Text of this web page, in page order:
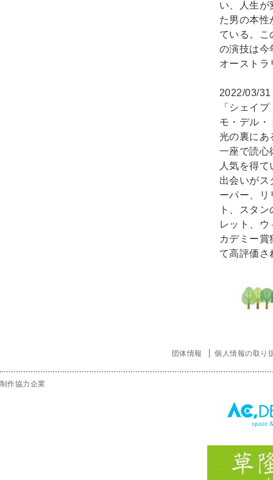
い、人生が
た男の本性
ている。こ
の演技は今
オーストラ
2022/03/31
「シェイ
モ・デル・
光の裏にあ
一座で読心
人気を得
出会いがス
ーパー、リ
ト、スタ
レット、
カデミー
て高評価さ
団体情報 個人情報の取り
制作協力企業